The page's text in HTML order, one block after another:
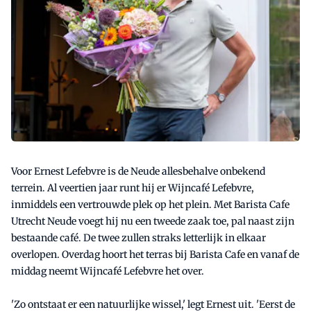
Voor Ernest Lefebvre is de Neude allesbehalve onbekend
terrein. Al veertien jaar runt hij er Wijncafé Lefebvre,
inmiddels een vertrouwde plek op het plein. Met Barista Cafe
Utrecht Neude voegt hij nu een tweede zaak toe, pal naast zijn
bestaande café. De twee zullen straks letterlijk in elkaar
overlopen. Overdag hoort het terras bij Barista Cafe en vanaf de
middag neemt Wijncafé Lefebvre het over.
'Zo ontstaat er een natuurlijke wissel,' legt Ernest uit. 'Eerst de